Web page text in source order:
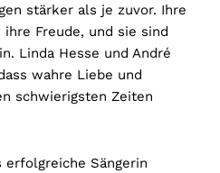
stärker als je zuvor. Ihre
Freude, und sie sind
Linda Hesse und André
wahre Liebe und
schwierigsten Zeiten
Sängerin